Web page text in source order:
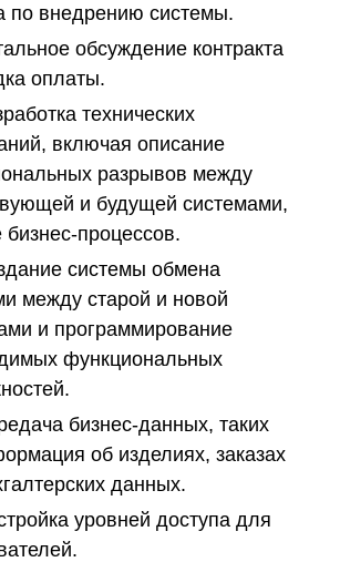
по внедрению системы.
обсуждение контракта
оплаты.
технических
включая описание
разрывов между
и будущей системами,
бизнес-процессов.
системы обмена
между старой и новой
и программирование
функциональных
бизнес-данных, таких
об изделиях, заказах
данных.
уровней доступа для